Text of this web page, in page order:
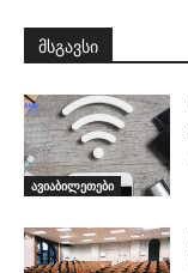
მსგავსი
ავიაბილეთები